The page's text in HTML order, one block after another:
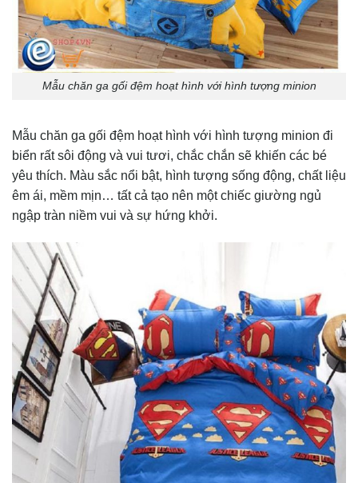
Mẫu chăn ga gối đệm hoạt hình với hình tượng minion
Mẫu chăn ga gối đệm hoạt hình với hình tượng minion đi
biển rất sôi động và vui tươi, chắc chắn sẽ khiến các bé
yêu thích. Màu sắc nổi bật, hình tượng sống động, chất liệu
êm ái, mềm mịn… tất cả tạo nên một chiếc giường ngủ
ngập tràn niềm vui và sự hứng khởi.